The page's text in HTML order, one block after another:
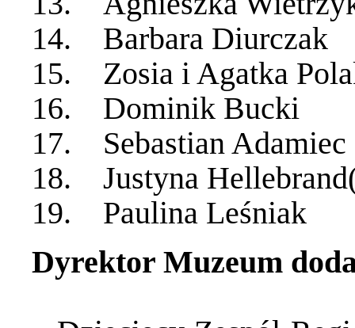
14. Barbara Diurczak
15. Zosia i Agatka
16. Dominik Bucki
17. Sebastian Adamiec
18. Justyna
19. Paulina Leśniak
Dyrektor Muzeum